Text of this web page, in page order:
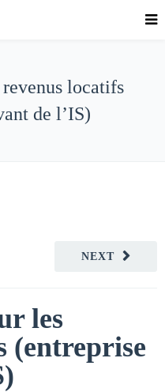
locatifs
de l’IS)
NEXT
les
(entreprise